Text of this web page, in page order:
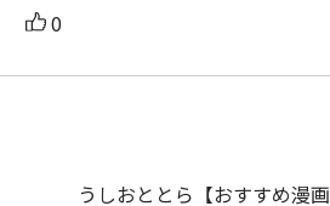
0
うしおととら【おすすめ漫画